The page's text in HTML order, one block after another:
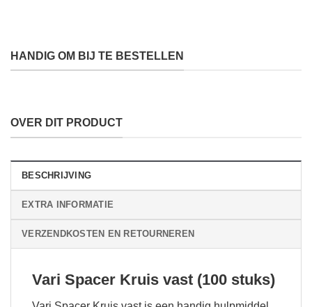
HANDIG OM BIJ TE BESTELLEN
OVER DIT PRODUCT
BESCHRIJVING
EXTRA INFORMATIE
VERZENDKOSTEN EN RETOURNEREN
Vari Spacer Kruis vast (100 stuks)